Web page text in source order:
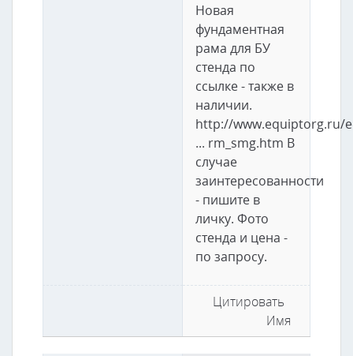
Новая
фундаментная
рама для БУ
стенда по
ссылке - также в
наличии.
http://www.equiptorg.ru/
... rm_smg.htm В
случае
заинтересованности
- пишите в
личку. Фото
стенда и цена -
по запросу.
Цитировать
Имя